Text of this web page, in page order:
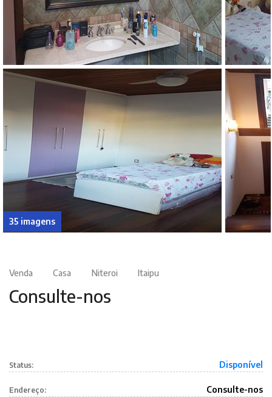
35 imagens
Venda Casa Niteroi Itaipu
Consulte-nos
Status: Disponível
Endereço: Consulte-nos